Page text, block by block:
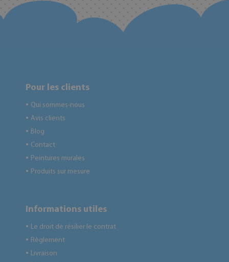
Pour les clients
● Qui sommes-nous
● Avis clients
● Blog
● Contact
● Peintures murales
● Produits sur mesure
Informations utiles
● Le droit de résilier le contrat
● Règlement
● Livraison